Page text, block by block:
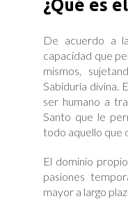
¿Qué es
De acuerdo a
capacidad que
mismos,
Sabiduría divina.
ser humano a
Santo que le
todo aquello que
El dominio
pasiones
mayor a largo